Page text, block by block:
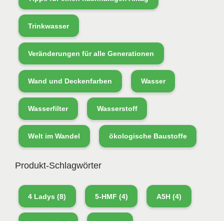
Trinkwasser
Veränderungen für alle Generationen
Wand und Deckenfarben Wasser
Wasserfilter Wasserstoff
Welt im Wandel ökologische Baustoffe
Produkt-Schlagwörter
4 Ladys (8) 5-HMF (4) A5H(4)